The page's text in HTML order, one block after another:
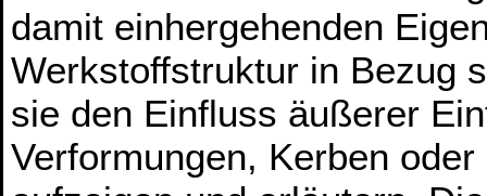
damit einhergehenden
Werkstoffstruktur in Bezug
sie den Einfluss äußerer
Verformungen, Kerben